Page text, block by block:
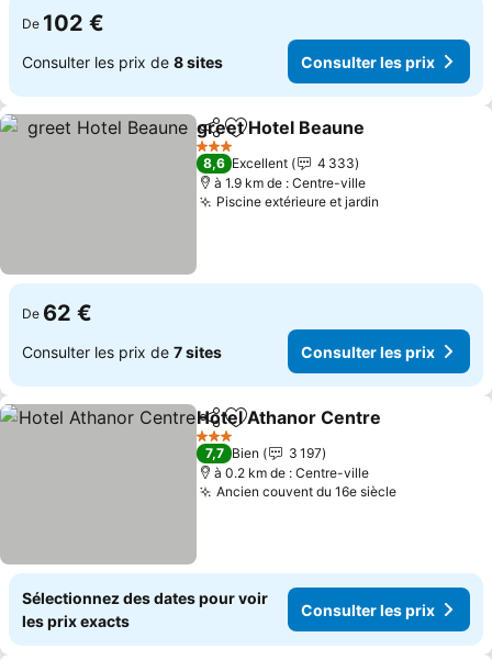
De 102 €
Consulter les prix de 8 sites Consulter les prix
PartagerAjouter à mes favoris
greet Hotel Beaune
3 Étoiles
8,6 Excellent
4 333
à 1.9 km de : Centre-ville
Piscine extérieure et jardin
De 62 €
Consulter les prix de 7 sites Consulter les prix
PartagerAjouter à mes favoris
Hotel Athanor Centre
3 Étoiles
7,7 Bien
3 197
à 0.2 km de : Centre-ville
Ancien couvent du 16e siècleConsulter
Sélectionnez des dates pour voir
les prix exacts
Consulter les prix